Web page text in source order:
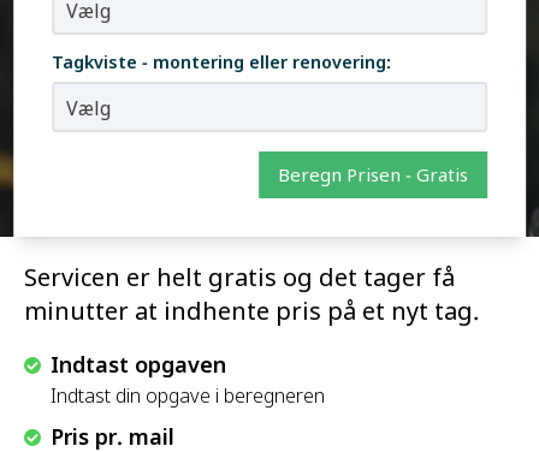
Servicen er helt gratis og det tager få
minutter at indhente pris på et nyt tag.
Indtast opgaven
Indtast din opgave i beregneren
Pris pr. mail
Tagkviste - montering eller renovering:
Beregn Prisen - Gratis